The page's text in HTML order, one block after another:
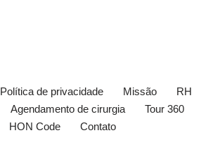
Política de privacidade Missão
RH
Agendamento de cirurgia
Tour 360
HON Code
Contato